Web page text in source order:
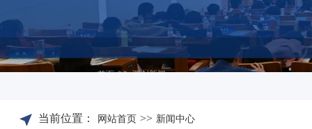
首页 >> 双创新闻
当前位置： 网站首页 >> 新闻中心